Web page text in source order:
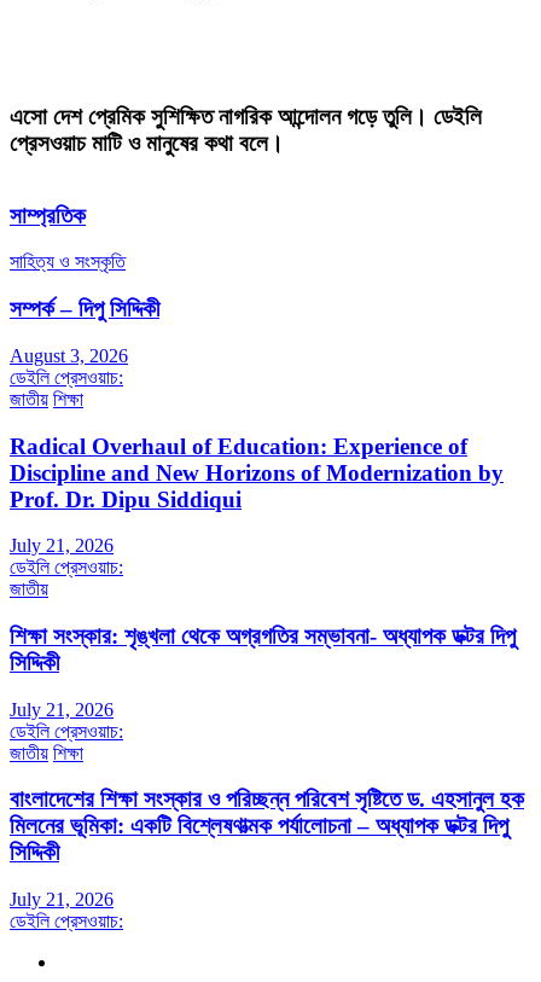
এসো দেশ প্রেমিক সুশিক্ষিত নাগরিক আন্দোলন গড়ে তুলি। ডেইলি
প্রেসওয়াচ মাটি ও মানুষের কথা বলে।
সাম্প্রতিক
সাহিত্য ও সংস্কৃতি
সম্পর্ক – দিপু সিদ্দিকী
August 3, 2026
ডেইলি প্রেসওয়াচ:
জাতীয় শিক্ষা
Radical Overhaul of Education: Experience of
Discipline and New Horizons of Modernization by
Prof. Dr. Dipu Siddiqui
July 21, 2026
ডেইলি প্রেসওয়াচ:
জাতীয়
শিক্ষা সংস্কার: শৃঙ্খলা থেকে অগ্রগতির সম্ভাবনা- অধ্যাপক ডক্টর দিপু
সিদ্দিকী
July 21, 2026
ডেইলি প্রেসওয়াচ:
জাতীয় শিক্ষা
বাংলাদেশের শিক্ষা সংস্কার ও পরিচ্ছন্ন পরিবেশ সৃষ্টিতে ড. এহসানুল হক
মিলনের ভূমিকা: একটি বিশ্লেষণাত্মক পর্যালোচনা – অধ্যাপক ডক্টর দিপু
সিদ্দিকী
July 21, 2026
ডেইলি প্রেসওয়াচ: